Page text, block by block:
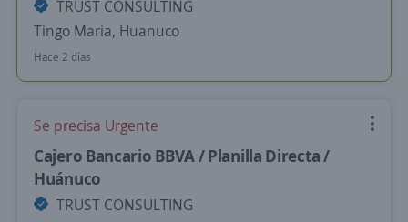
TRUST CONSULTING
Tingo Maria, Huanuco
Hace 2 días
Se precisa Urgente
Cajero Bancario BBVA / Planilla Directa /
Huánuco
TRUST CONSULTING